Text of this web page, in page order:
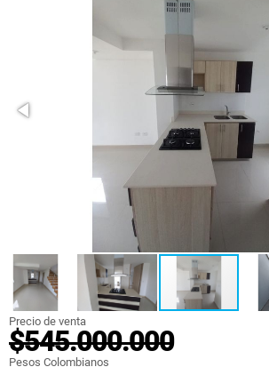
Precio de venta
$545.000.000
Pesos Colombianos